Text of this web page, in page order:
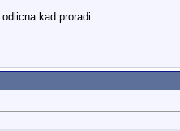
kad proradi...